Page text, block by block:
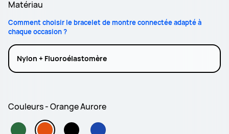
Matériau
Comment choisir le bracelet de montre connectée adapté à
chaque occasion ?
Nylon + Fluoroélastomère
Couleurs - Orange Aurore